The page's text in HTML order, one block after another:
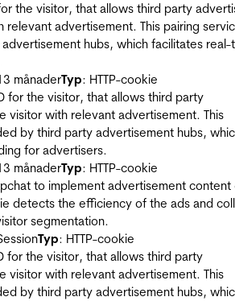
the visitor, that allows third party
advertisement. This pairing
hubs, which facilitates real-
månaderTyp: HTTP-cookie
for the visitor, that allows third party
visitor with relevant advertisement. This
by third party advertisement hubs,
for advertisers.
månaderTyp: HTTP-cookie
to implement advertisement content
detects the efficiency of the ads and
segmentation.
Typ: HTTP-cookie
for the visitor, that allows third party
visitor with relevant advertisement. This
by third party advertisement hubs,